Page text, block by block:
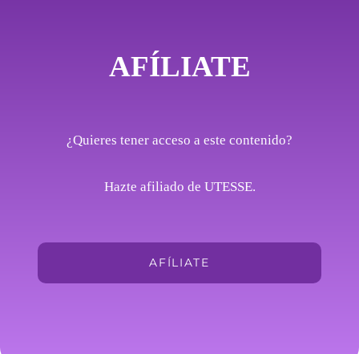
AFÍLIATE
¿Quieres tener acceso a este contenido?
Hazte afiliado de UTESSE.
AFÍLIATE